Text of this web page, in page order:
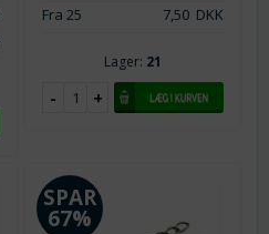
Fra 25
7,50DKK
Lager: 21
SPAR
67%